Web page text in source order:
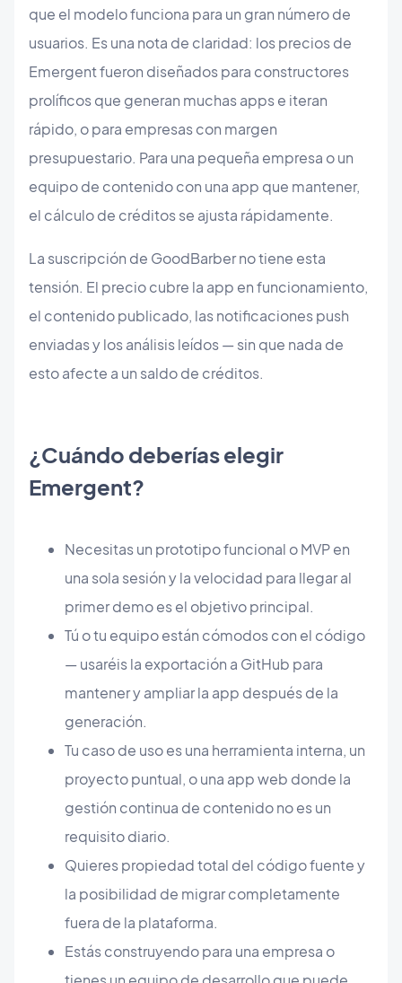
que el modelo funciona para un gran número de
usuarios. Es una nota de claridad: los precios de
Emergent fueron diseñados para constructores
prolíficos que generan muchas apps e iteran
rápido, o para empresas con margen
presupuestario. Para una pequeña empresa o un
equipo de contenido con una app que mantener,
el cálculo de créditos se ajusta rápidamente.
La suscripción de GoodBarber no tiene esta
tensión. El precio cubre la app en funcionamiento,
el contenido publicado, las notificaciones push
enviadas y los análisis leídos — sin que nada de
esto afecte a un saldo de créditos.
¿Cuándo deberías elegir
Emergent?
Necesitas un prototipo funcional o MVP en
una sola sesión y la velocidad para llegar al
primer demo es el objetivo principal.
Tú o tu equipo están cómodos con el código
— usaréis la exportación a GitHub para
mantener y ampliar la app después de la
generación.
Tu caso de uso es una herramienta interna, un
proyecto puntual, o una app web donde la
gestión continua de contenido no es un
requisito diario.
Quieres propiedad total del código fuente y
la posibilidad de migrar completamente
fuera de la plataforma.
Estás construyendo para una empresa o